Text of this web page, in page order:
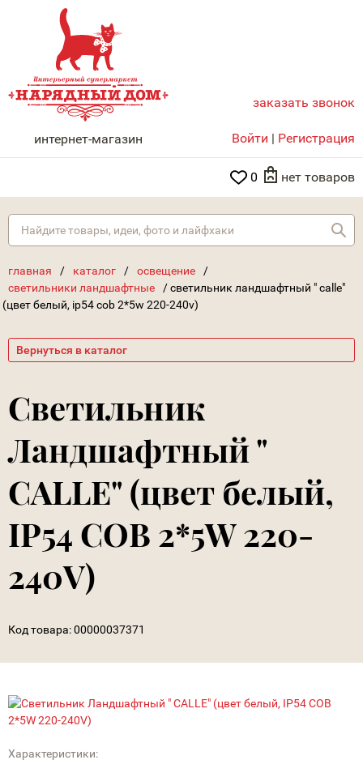
НАРЯДНЫЙ ДОМ
интернет-магазин
заказать звонок
Войти | Регистрация
0 нет товаров
главная / каталог / освещение
/
светильники ландшафтные
/светильник ландшафтный " calle"
(цвет белый, ip54 cob 2*5w 220-240v)
Вернуться в каталог
Светильник
Ландшафтный "
CALLE" (цвет белый,
IP54 COB 2*5W 220-
240V)
Код товара:00000037371
Характеристики: